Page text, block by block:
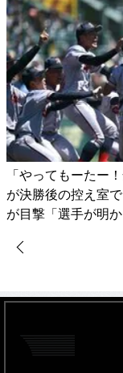
「やってもーたー
が決勝後の控え室
が目撃「選手が明